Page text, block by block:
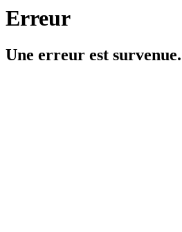
Erreur
Une erreur est survenue.